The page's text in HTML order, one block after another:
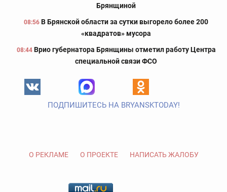
Брянщиной
08:56 В Брянской области за сутки выгорело более 200
«квадратов» мусора
08:44 Врио губернатора Брянщины отметил работу Центра
специальной связи ФСО
ПОДПИШИТЕСЬ НА BRYANSKTODAY!
О РЕКЛАМЕ О ПРОЕКТЕ НАПИСАТЬ ЖАЛОБУ